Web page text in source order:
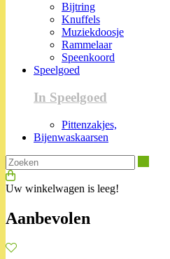
Bijtring
Knuffels
Muziekdoosje
Rammelaar
Speenkoord
Speelgoed
In Speelgoed
Pittenzakjes,
Bijenwaskaarsen
Uw winkelwagen is leeg!
Aanbevolen